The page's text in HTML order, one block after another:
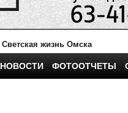
Светская жизнь Омска
НОВОСТИ ФОТООТЧЕТЫ